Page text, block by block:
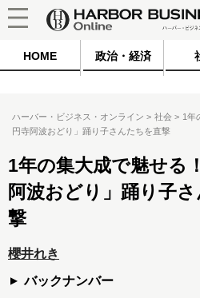
HOME 政治・経済
ハーバー・ビジネス・オンライン 社会
1年
円寺阿波おどり」踊り子さんたちを直撃
1年の集大成で魅せる
阿波おどり」踊り子
撃
櫻井れき
バックナンバー